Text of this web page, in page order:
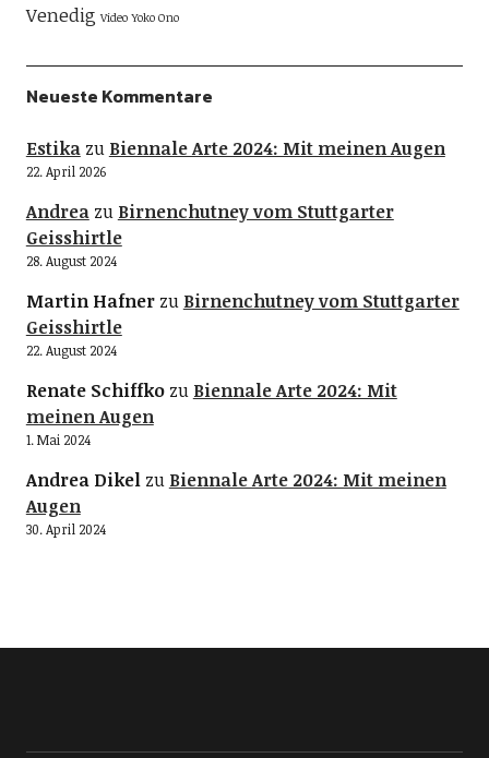
Venedig Video Yoko Ono
Neueste Kommentare
Estikazu Biennale Arte 2024: Mit meinen Augen
22. April 2026
Andreazu Birnenchutney vom Stuttgarter
Geisshirtle
28. August 2024
Martin Hafnerzu Birnenchutney vom Stuttgarter
Geisshirtle
22. August 2024
Renate Schiffkozu Biennale Arte 2024: Mit
meinen Augen
1. Mai 2024
Andrea Dikelzu Biennale Arte 2024: Mit meinen
Augen
30. April 2024